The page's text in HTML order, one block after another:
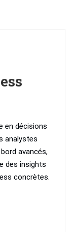
en décisions
analystes
avancés,
des insights
concrètes.